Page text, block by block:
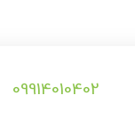
09914010402